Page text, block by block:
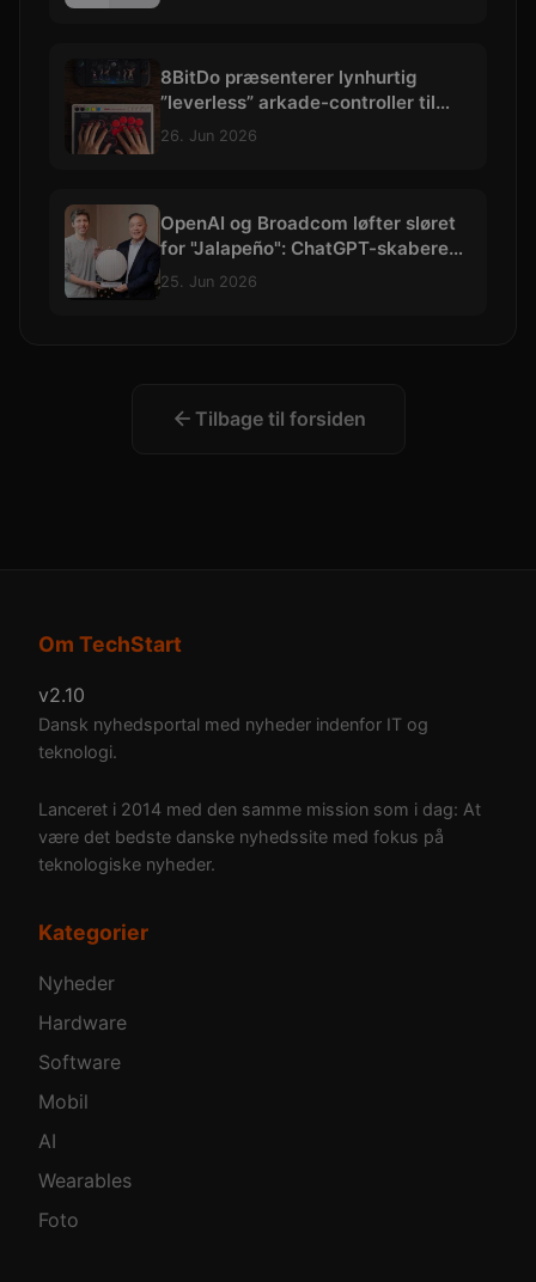
8BitDo præsenterer lynhurtig
”leverless” arkade-controller til
hardcore kampspils-entusiaster
26. Jun 2026
OpenAI og Broadcom løfter sløret
for "Jalapeño": ChatGPT-skaberens
allerførste AI-chip
25. Jun 2026
Tilbage til forsiden
Om TechStart
v2.10
Dansk nyhedsportal med nyheder indenfor IT og
teknologi.
Lanceret i 2014 med den samme mission som i dag: At
være det bedste danske nyhedssite med fokus på
teknologiske nyheder.
Kategorier
Nyheder
Hardware
Software
Mobil
AI
Wearables
Foto